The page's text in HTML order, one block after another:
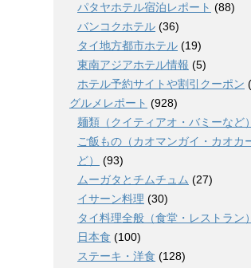
パタヤホテル宿泊レポート (88)
バンコクホテル (36)
タイ地方都市ホテル (19)
東南アジアホテル情報 (5)
ホテル予約サイトや割引クーポン
グルメレポート (928)
麺類（クイティアオ・バミーなど）
ご飯もの（カオマンガイ・カオカ
ど）
(93)
ムーガタとチムチュム (27)
イサーン料理 (30)
タイ料理全般（食堂・レストラン）
日本食 (100)
ステーキ・洋食 (128)